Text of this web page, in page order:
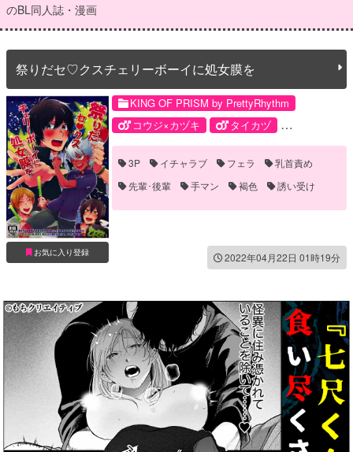
のBL同人誌・漫画
祭りだセ♡クスチェリーボーイに処女膜を
お気に入り登録
KING OF PRISM by PrettyRhythm
コウジ×カヅキ
タイカヅ
ヒロ×カヅキ
仁科カヅキ
神浜コウジ
速水ヒロ 香賀美タイガ
3P イチャラブ フェラ
乳首責め
先輩･後輩
手マン 褐色 誘い受け
2022年04月22日 01時19分